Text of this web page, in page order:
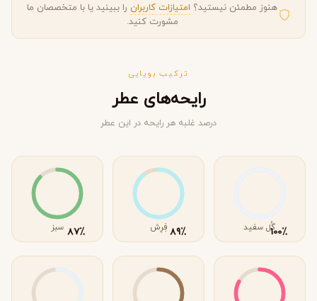
هنوز مطمئن نیستید؟ امتیازات کاربران را ببینید یا با متخصصان ما
مشورت کنید.
ترکیب بویایی
رایحه‌های عطر
درصد غلبه هر رایحه در این عطر
٪100گُل سفید ٪89 فِرِش ٪87 سبز